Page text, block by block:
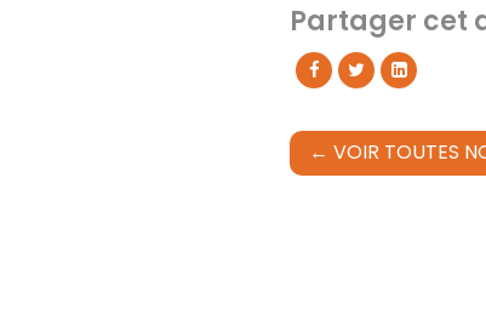
Partager cet
← VOIR TOUTES